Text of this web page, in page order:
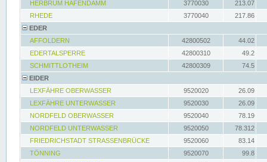
HERBRUM HAFENDAMM
3770030
213.07
RHEDE
3770040
217.86
EDER
AFFOLDERN
42800502
44.02
EDERTALSPERRE
42800310
49.2
SCHMITTLOTHEIM
42800309
74.5
EIDER
LEXFÄHRE OBERWASSER
9520020
26.09
LEXFÄHRE UNTERWASSER
9520030
26.09
NORDFELD OBERWASSER
9520040
78.19
NORDFELD UNTERWASSER
9520050
78.312
FRIEDRICHSTADT STRASSENBRÜCKE
9520060
83.14
TÖNNING
9520070
99.8